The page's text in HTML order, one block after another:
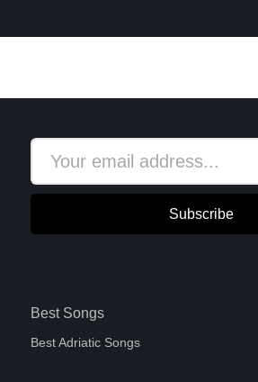
Subscribe
Best Songs
Best Adriatic Songs